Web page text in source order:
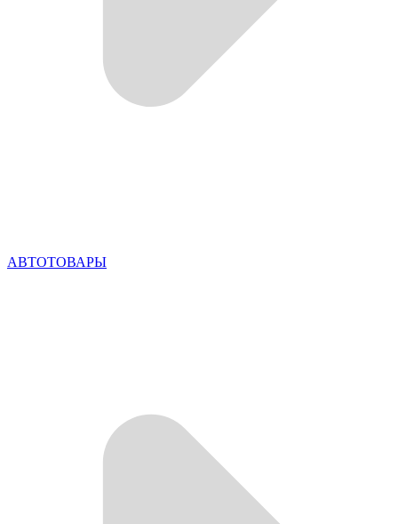
АВТОТОВАРЫ